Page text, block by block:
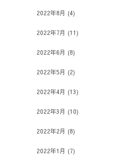
2022年8月 (4)
2022年7月 (11)
2022年6月 (8)
2022年5月 (2)
2022年4月 (13)
2022年3月 (10)
2022年2月 (8)
2022年1月 (7)